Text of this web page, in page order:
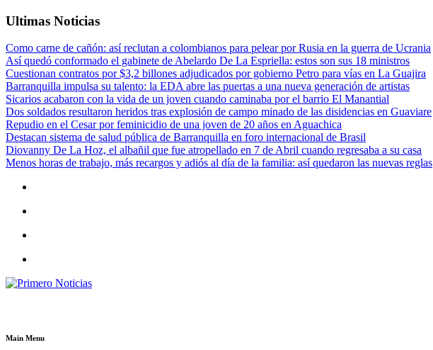
Ultimas Noticias
Como carne de cañón: así reclutan a colombianos para pelear por Rusia en la guerra de Ucrania
Así quedó conformado el gabinete de Abelardo De La Espriella: estos son sus 18 ministros
Cuestionan contratos por $3,2 billones adjudicados por gobierno Petro para vías en La Guajira
Barranquilla impulsa su talento: la EDA abre las puertas a una nueva generación de artistas
Sicarios acabaron con la vida de un joven cuando caminaba por el barrio El Manantial
Dos soldados resultaron heridos tras explosión de campo minado de las disidencias en Guaviare
Repudio en el Cesar por feminicidio de una joven de 20 años en Aguachica
Destacan sistema de salud pública de Barranquilla en foro internacional de Brasil
Diovanny De La Hoz, el albañil que fue atropellado en 7 de Abril cuando regresaba a su casa
Menos horas de trabajo, más recargos y adiós al día de la familia: así quedaron las nuevas reglas
Main Menu